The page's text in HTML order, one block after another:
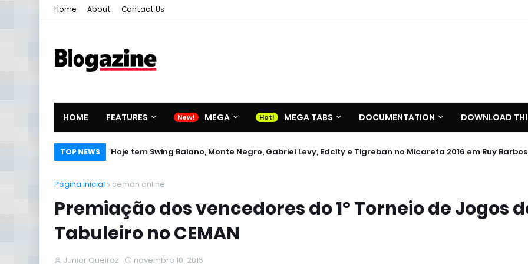
Home About Contact Us
HOME FEATURES MEGA MEGA TABS DOCUMENTATION DOWNLOAD
TOP NEWS Hoje tem Swing Baiano, Monte Negro, Gabriel Levy, Edcity e Tigreban no Micareta 2016 em Ruy
Página inicial ceman online
Premiação dos vencedores do 1º Torneio de Jogos
Tabuleiro no CEMAN
Junior Queiroz novembro 10, 2015